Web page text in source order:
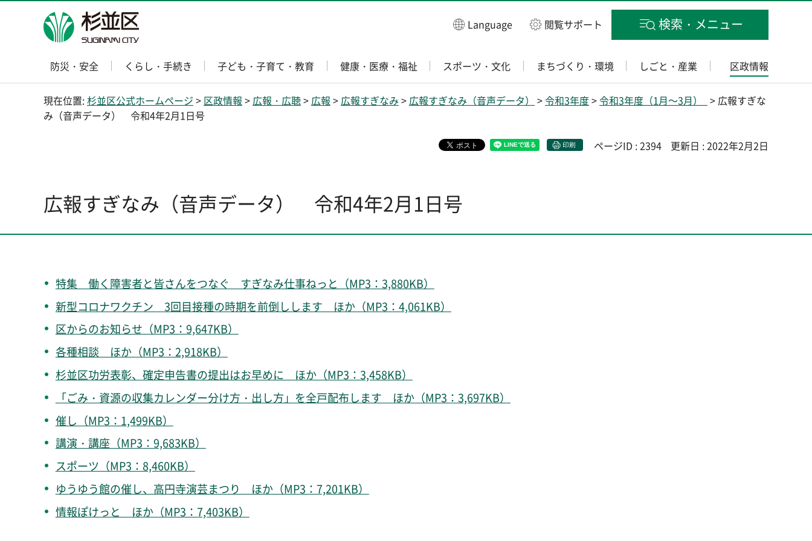
杉並区 Language 閲覧サポート 検索・メニュー
防災・安全 くらし・手続き 子ども・子育て・教育 健康・医療・福祉 スポーツ・文化 まちづくり・環境 しごと・産業 区政情報
現在位置:杉並区公式ホームページ > 区政情報 > 広報・広聴> 広報 > 広報すぎなみ > 広報すぎなみ（音声データ） >令和3年度 >令和3年度（1月～3月）
> 広報すぎな
み（音声データ） 令和4年2月1日号
印刷 ページID : 2394 更新日 : 2022年2月2日
広報すぎなみ（音声データ） 令和4年2月1日号
特集 働く障害者と皆さんをつなぐ すぎなみ仕事ねっと（MP3：3,880KB）
新型コロナワクチン 3回目接種の時期を前倒しします ほか（MP3：4,061KB）
区からのお知らせ（MP3：9,647KB）
各種相談 ほか（MP3：2,918KB）
杉並区功労表彰、確定申告書の提出はお早めに ほか（MP3：3,458KB）
「ごみ・資源の収集カレンダー分け方・出し方」を全戸配布します ほか（MP3：3,697KB）
催し（MP3：1,499KB）
講演・講座（MP3：9,683KB）
スポーツ（MP3：8,460KB）
ゆうゆう館の催し、高円寺演芸まつり ほか（MP3：7,201KB）
情報ぽけっと ほか（MP3：7,403KB）